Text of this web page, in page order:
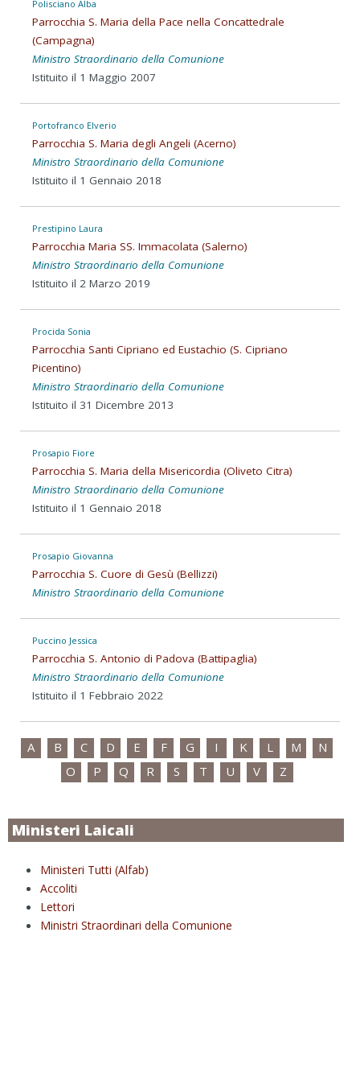
Polisciano Alba
Parrocchia S. Maria della Pace nella Concattedrale
(Campagna)
Ministro Straordinario della Comunione
Istituito il 1 Maggio 2007
Portofranco Elverio
Parrocchia S. Maria degli Angeli (Acerno)
Ministro Straordinario della Comunione
Istituito il 1 Gennaio 2018
Prestipino Laura
Parrocchia Maria SS. Immacolata (Salerno)
Ministro Straordinario della Comunione
Istituito il 2 Marzo 2019
Procida Sonia
Parrocchia Santi Cipriano ed Eustachio (S. Cipriano
Picentino)
Ministro Straordinario della Comunione
Istituito il 31 Dicembre 2013
Prosapio Fiore
Parrocchia S. Maria della Misericordia (Oliveto Citra)
Ministro Straordinario della Comunione
Istituito il 1 Gennaio 2018
Prosapio Giovanna
Parrocchia S. Cuore di Gesù (Bellizzi)
Ministro Straordinario della Comunione
Puccino Jessica
Parrocchia S. Antonio di Padova (Battipaglia)
Ministro Straordinario della Comunione
Istituito il 1 Febbraio 2022
A B C D E F G I K L M
N
O
P Q R S T U V Z
Ministeri Laicali
Ministeri Tutti (Alfab)
Accoliti
Lettori
Ministri Straordinari della Comunione